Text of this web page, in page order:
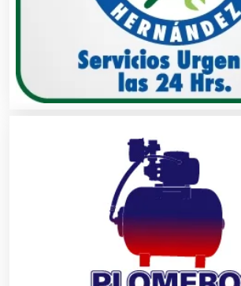
Alquiler de Autos
Alquiler de Equipos para
Alquiler de Sillas y Mesas
Alquiler de Trajes de Etiqueta
Alta Costura